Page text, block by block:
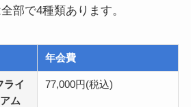
部で4種類あります。
年会費
ライ
ム
77,000円(税込)